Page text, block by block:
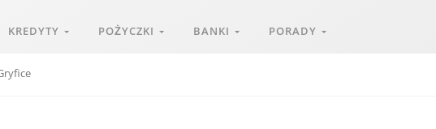
KREDYTY POŻYCZKI BANKI PORADY